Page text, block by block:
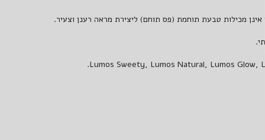
Lumos Sweety, Lumos Natural, Lumos Glow,
.